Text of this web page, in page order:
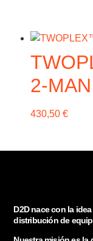
2-MAN
430,50 €
D2D nace con la
distribución de